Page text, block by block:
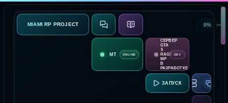
MIAMI RP PROJECT О ПРОЕКТЕ
ONLINE
СЕРВЕР
GTA
5
RAGE
MP
В
РАЗРАБОТКЕ
DEV
RAGE
0%